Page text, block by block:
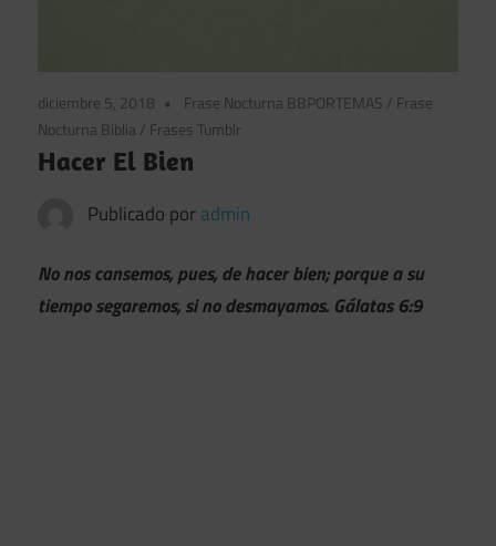
diciembre 5, 2018 Frase Nocturna BBPORTEMAS / Frase
Nocturna Biblia / Frases Tumblr
Hacer El Bien
Publicado por admin
No nos cansemos, pues, de hacer bien; porque a su
tiempo segaremos, si no desmayamos. Gálatas 6:9